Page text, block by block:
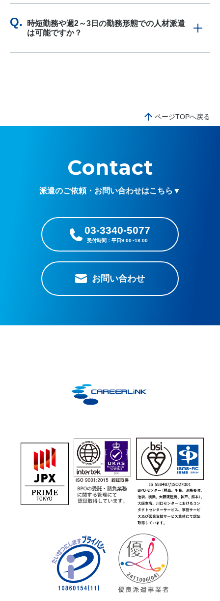
時短勤務や週2～3日の勤務形態での人材派遣
は可能ですか？
ページTOPへ戻る
Contact
派遣のご依頼・お問い合わせはこちら▼
03-3340-5077
お問い合わせ